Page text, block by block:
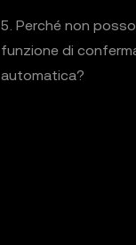
5. Perché non
funzione di
automatica?